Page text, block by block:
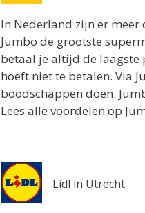
In Nederland zijn er meer
Jumbo de grootste
betaal je altijd de laagste
hoeft niet te betalen. Via
boodschappen doen.
Lees alle voordelen op
Lidl in Utrecht